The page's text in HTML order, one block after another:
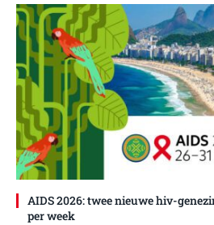
AIDS 2026: twee nieuwe hiv-
per week